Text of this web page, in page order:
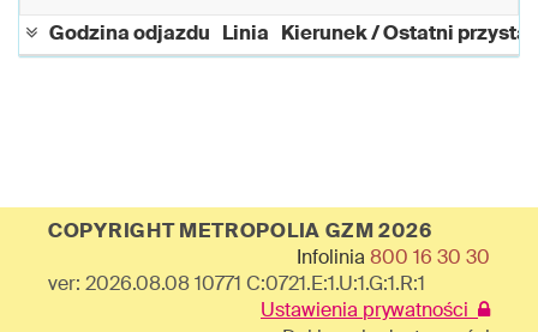
Godzina odjazdu Linia Kierunek / Ostatni
COPYRIGHT METROPOLIA GZM 2026
Infolinia 800 16 30 30
ver: 2026.08.08 10771 C:0721.E:1.U:1.G:1.R:1
Ustawienia prywatności